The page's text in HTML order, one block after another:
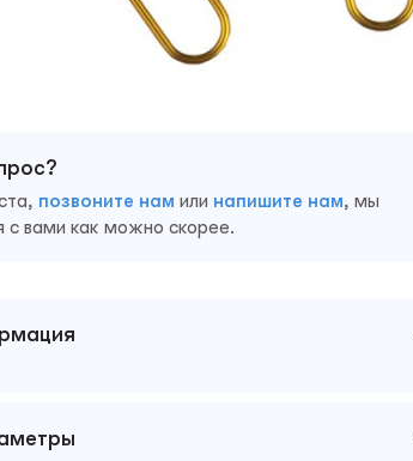
позвоните нам или напишите нам, мы
с вами как можно скорее.